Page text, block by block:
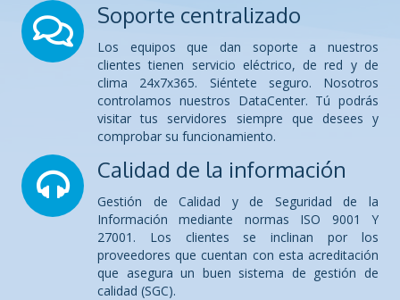
Soporte centralizado
Los equipos que dan soporte a nuestros
clientes tienen servicio eléctrico, de red y de
clima 24x7x365. Siéntete seguro. Nosotros
controlamos nuestros DataCenter. Tú podrás
visitar tus servidores siempre que desees y
comprobar su funcionamiento.
Calidad de la información
Gestión de Calidad y de Seguridad de la
Información mediante normas ISO 9001 Y
27001. Los clientes se inclinan por los
proveedores que cuentan con esta acreditación
que asegura un buen sistema de gestión de
calidad (SGC).